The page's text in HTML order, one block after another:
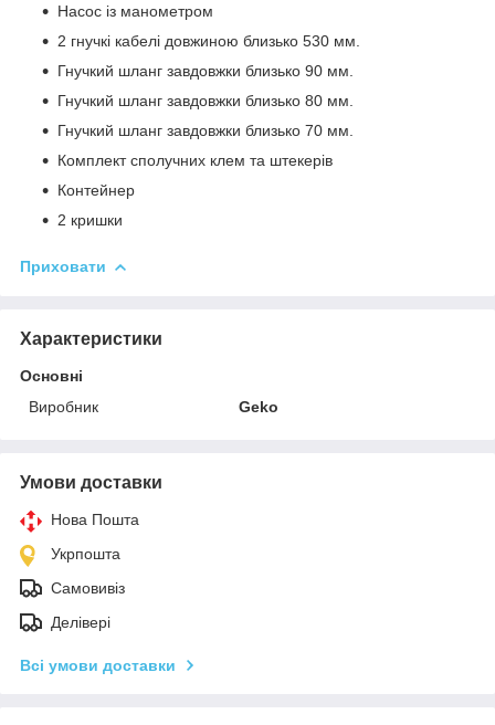
Насос із манометром
2 гнучкі кабелі довжиною близько 530 мм.
Гнучкий шланг завдовжки близько 90 мм.
Гнучкий шланг завдовжки близько 80 мм.
Гнучкий шланг завдовжки близько 70 мм.
Комплект сполучних клем та штекерів
Контейнер
2 кришки
Приховати
Характеристики
Основні
Виробник
Geko
Умови доставки
Нова Пошта
Укрпошта
Самовивіз
Делівері
Всі умови доставки